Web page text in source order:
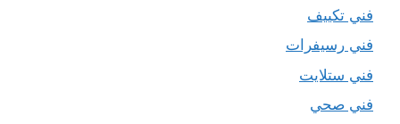
فني تكييف
فني رسيفرات
فني ستلايت
فني صحي